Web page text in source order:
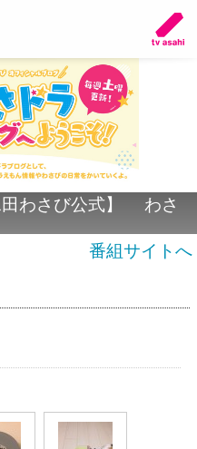
田わさび公式】 わさ
番組サイトへ